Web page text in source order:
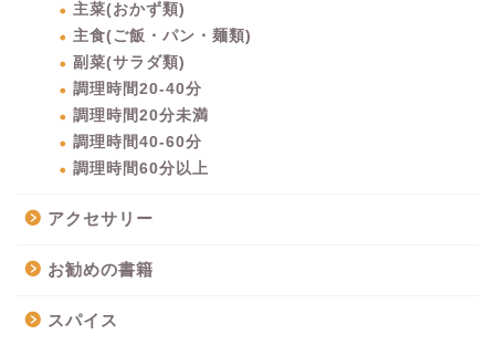
主菜(おかず類)
主食(ご飯・パン・麺類)
副菜(サラダ類)
調理時間20-40分
調理時間20分未満
調理時間40-60分
調理時間60分以上
アクセサリー
お勧めの書籍
スパイス